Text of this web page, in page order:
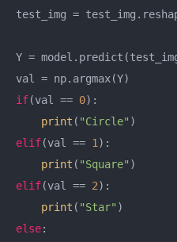
test_img =
Y =
if(val == 0):
print ( "Circle"
elif(val == 1 ):
print ( "Square"
elif(val == 2):
print ( "Star"
else: